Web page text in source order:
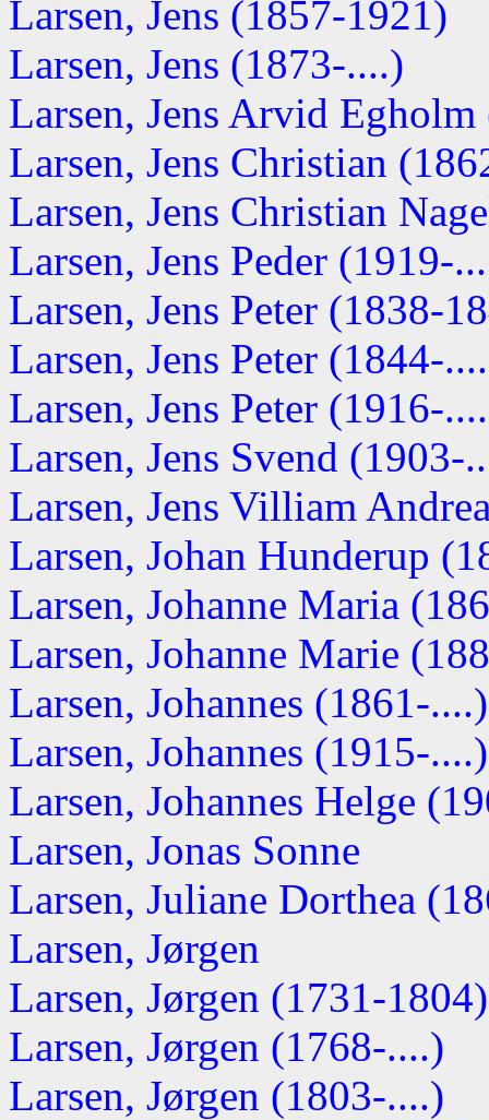
Larsen, Jens (1857-1921)
Larsen, Jens (1873-....)
Larsen, Jens Arvid
Larsen, Jens Christian
Larsen, Jens Christian
Larsen, Jens Peder (1919-
Larsen, Jens Peter (1838-
Larsen, Jens Peter (1844-
Larsen, Jens Peter (1916-
Larsen, Jens Svend (1903-
Larsen, Jens Villiam
Larsen, Johan Hunderup
Larsen, Johanne Maria
Larsen, Johanne Marie
Larsen, Johannes (1861-....)
Larsen, Johannes (1915-....)
Larsen, Johannes Helge
Larsen, Jonas Sonne
Larsen, Juliane Dorthea
Larsen, Jørgen
Larsen, Jørgen (1731-1804)
Larsen, Jørgen (1768-....)
Larsen, Jørgen (1803-....)